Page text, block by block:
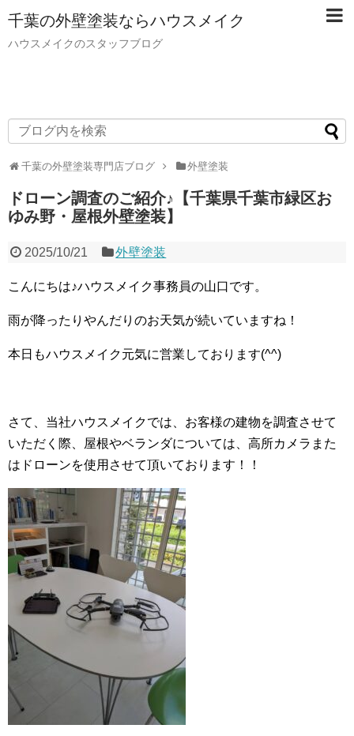
千葉の外壁塗装ならハウスメイク
ハウスメイクのスタッフブログ
千葉の外壁塗装専門店ブログ 外壁塗装
ドローン調査のご紹介♪【千葉県千葉市緑区お
ゆみ野・屋根外壁塗装】
2025/10/21 外壁塗装
こんにちは♪ハウスメイク事務員の山口です。
雨が降ったりやんだりのお天気が続いていますね！
本日もハウスメイク元気に営業しております(^^)
さて、当社ハウスメイクでは、お客様の建物を調査させて
いただく際、屋根やベランダについては、高所カメラまた
はドローンを使用させて頂いております！！